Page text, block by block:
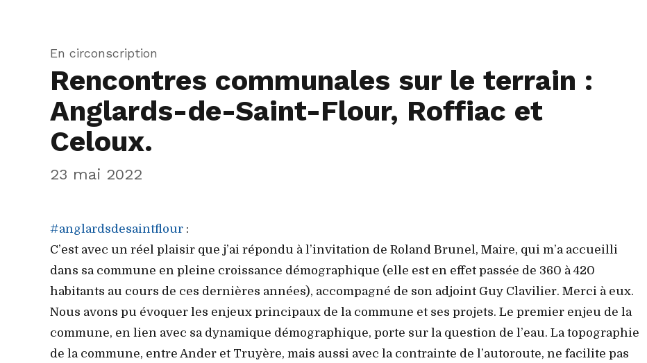
En circonscription
Rencontres communales sur le terrain :
Anglards-de-Saint-Flour, Roffiac et
Celoux.
23 mai 2022
#anglardsdesaintflour :
C’est avec un réel plaisir que j’ai répondu à l’invitation de Roland Brunel, Maire, qui m’a accueilli
dans sa commune en pleine croissance démographique (elle est en effet passée de 360 à 420
habitants au cours de ces dernières années), accompagné de son adjoint Guy Clavilier. Merci à eux.
Nous avons pu évoquer les enjeux principaux de la commune et ses projets. Le premier enjeu de la
commune, en lien avec sa dynamique démographique, porte sur la question de l’eau. La topographie
de la commune, entre Ander et Truyère, mais aussi avec la contrainte de l’autoroute, ne facilite pas